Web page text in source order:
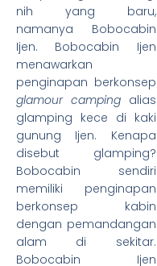
nih yang baru,
namanya Bobocabin
Ijen. Bobocabin Ijen
menawarkan
penginapan berkonsep
glamour campingalias
glamping kece di kaki
gunung Ijen. Kenapa
disebut glamping?
Bobocabin sendiri
memiliki penginapan
berkonsep kabin
dengan pemandangan
alam di sekitar.
Bobocabin Ijen